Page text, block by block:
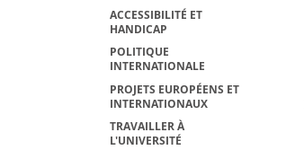
ACCESSIBILITÉ ET
HANDICAP
POLITIQUE
INTERNATIONALE
PROJETS EUROPÉENS ET
INTERNATIONAUX
TRAVAILLER À
L'UNIVERSITÉ